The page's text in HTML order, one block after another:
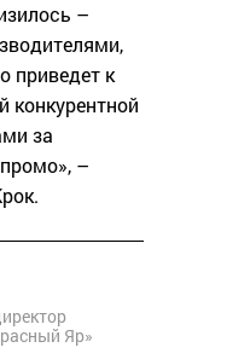
–
приведет к
конкурентной
за
–
Яр»